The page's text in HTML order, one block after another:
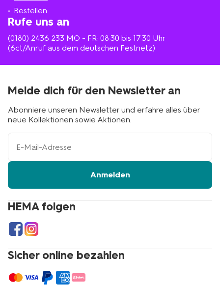
Bestellen
Rufe uns an
(0180) 2436 233 MO - FR: 08:30 bis 17:30 Uhr
(6ct/Anruf aus dem deutschen Festnetz)
HEMA folgen
Sicher online bezahlen
Melde dich für den Newsletter an
Abonniere unseren Newsletter und erfahre alles über
neue Kollektionen sowie Aktionen.
Ihre
Adresse
Anmelden